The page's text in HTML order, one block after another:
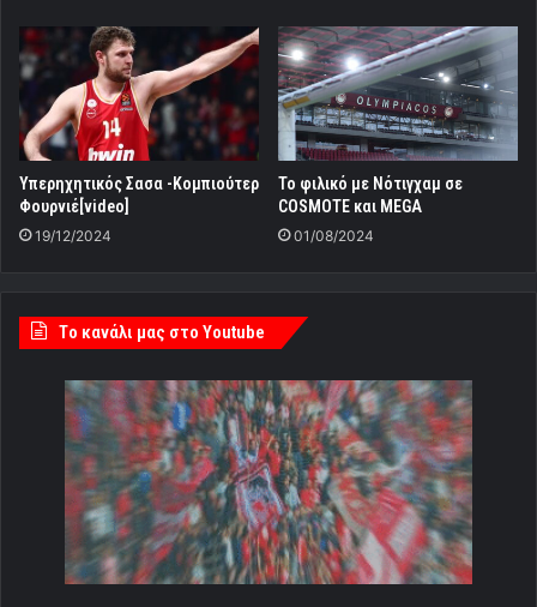
Υπερηχητικός Σασα -Κομπιούτερ
Φουρνιέ[video]
19/12/2024
Το φιλικό με Νότιγχαμ σε
COSMOTE και MEGA
01/08/2024
Tο κανάλι μας στο Youtube